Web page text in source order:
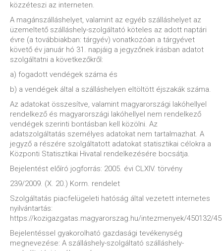
közzéteszi az interneten.
A magánszálláshelyet, valamint az egyéb szálláshelyet az
üzemeltető szálláshely-szolgáltató köteles az adott naptári
évre (a továbbiakban: tárgyév) vonatkozóan a tárgyévet
követő év január hó 31. napjáig a jegyzőnek írásban adatot
szolgáltatni a következőkről:
a) fogadott vendégek száma és
b) a vendégek által a szálláshelyen eltöltött éjszakák száma.
Az adatokat összesítve, valamint magyarországi lakóhellyel
rendelkező és magyarországi lakóhellyel nem rendelkező
vendégek szerinti bontásban kell közölni. Az
adatszolgáltatás személyes adatokat nem tartalmazhat. A
jegyző a részére szolgáltatott adatokat statisztikai célokra a
Központi Statisztikai Hivatal rendelkezésére bocsátja.
Bejelentést előíró jogforrás: 2005. évi CLXIV. törvény
239/2009. (X. 20.) Korm. rendelet
Szolgáltatás piacfelügeleti hatóság által vezetett internetes
nyilvántartás:
https://kozigazgatas.magyarorszag.hu/intezmenyek/450132/
Bejelentéssel gyakorolható gazdasági tevékenység
megnevezése: A szálláshely-szolgáltató szálláshely-